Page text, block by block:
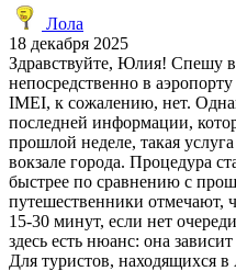
Лола
18 декабря 2025
Здравствуйте, Юлия! Спешу
непосредственно в
IMEI, к сожалению, нет.
последней информации,
прошлой неделе, такая
вокзале города. Процедура
быстрее по сравнению с
путешественники отмечают,
15-30 минут, если нет
здесь есть нюанс: она
Для туристов, находящихся